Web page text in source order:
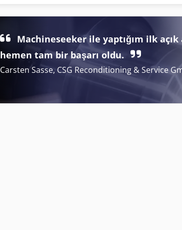
Machineseeker ile yaptığım ilk açık
hemen tam bir başarı oldu.
Carsten Sasse, CSG Reconditioning & Service